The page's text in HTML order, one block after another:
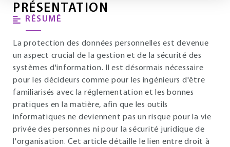
PRÉSENTATION
RÉSUMÉ
La protection des données personnelles est devenue
un aspect crucial de la gestion et de la sécurité des
systèmes d'information. Il est désormais nécessaire
pour les décideurs comme pour les ingénieurs d'être
familiarisés avec la réglementation et les bonnes
pratiques en la matière, afin que les outils
informatiques ne deviennent pas un risque pour la vie
privée des personnes ni pour la sécurité juridique de
l'organisation. Cet article détaille le lien entre droit à